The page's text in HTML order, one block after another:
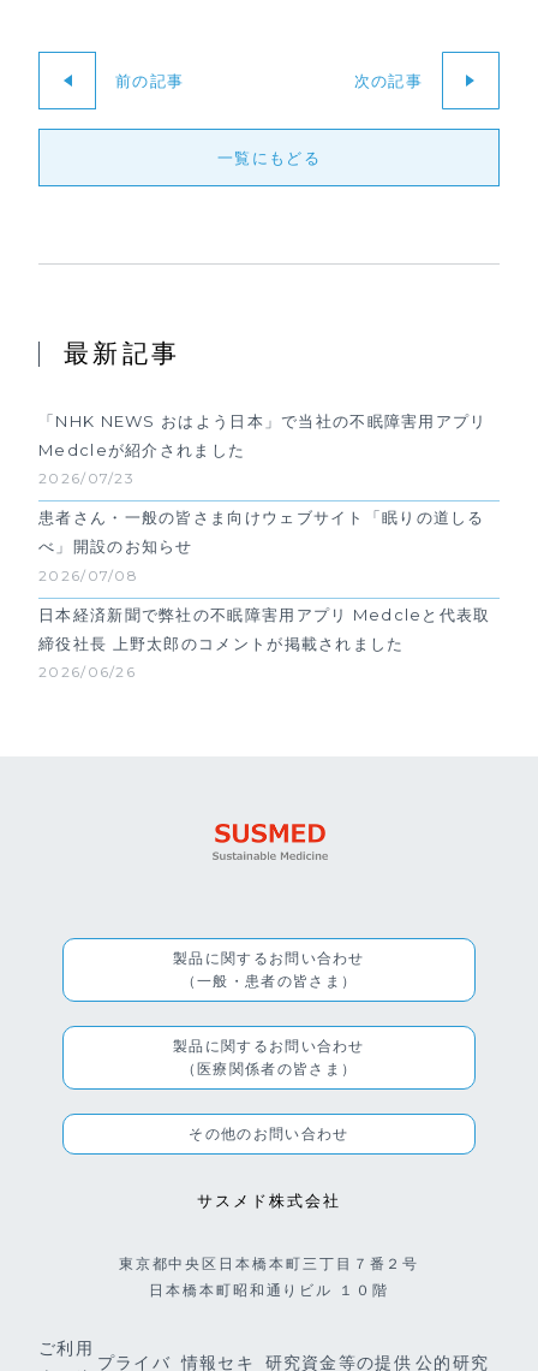
前の記事
一覧にもどる
次の記事
最新記事
2026/07/23
「NHK NEWS おはよう日本」で当社の不眠障害用アプリ
Medcleが紹介されました
2026/07/08
患者さん・一般の皆さま向けウェブサイト「眠りの道しる
べ」開設のお知らせ
2026/06/26
日本経済新聞で弊社の不眠障害用アプリ Medcleと代表取
締役社長 上野太郎のコメントが掲載されました
製品に関するお問い合わせ
（一般・患者の皆さま）
製品に関するお問い合わせ
（医療関係者の皆さま）
その他のお問い合わせ
サスメド株式会社
東京都中央区日本橋本町三丁目７番２号
日本橋本町昭和通りビル １０階
ご利用
プライバ 情報セキ 研究資金等の提供 公的研究